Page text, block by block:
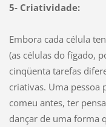
5- Criatividade:
Embora cada célula
(as células do fígado,
cinqüenta tarefas
criativas. Uma pessoa
comeu antes, ter
dançar de uma forma